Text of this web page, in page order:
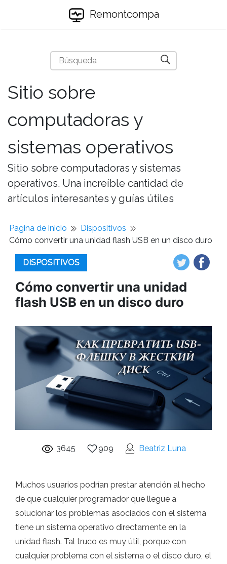
Remontcompa
Sitio sobre
computadoras y
sistemas operativos
Sitio sobre computadoras y sistemas
operativos. Una increíble cantidad de
artículos interesantes y guías útiles
Pagina de inicio
Dispositivos
Cómo convertir una unidad flash USB en un disco duro
DISPOSITIVOS
Cómo convertir una unidad
flash USB en un disco duro
3645 909 Beatriz Luna
Muchos usuarios podrían prestar atención al hecho
de que cualquier programador que llegue a
solucionar los problemas asociados con el sistema
tiene un sistema operativo directamente en la
unidad flash. Tal truco es muy útil, porque con
cualquier problema con el sistema o el disco duro, el